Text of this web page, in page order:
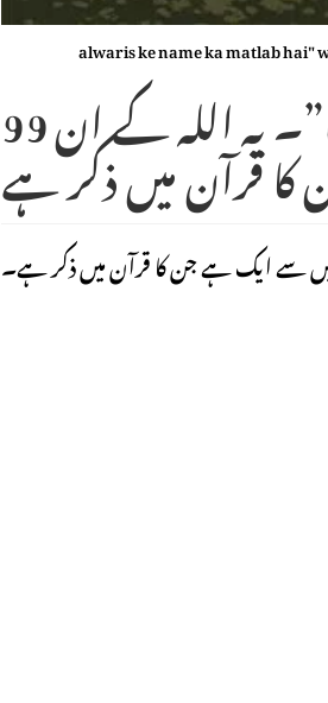
alwaris ke name ka matlab hai"
الوارث کے نام کا مطلب ہے “وارث”۔ یہ اللہ کے ان 99
قرآن میں ذکر ہے